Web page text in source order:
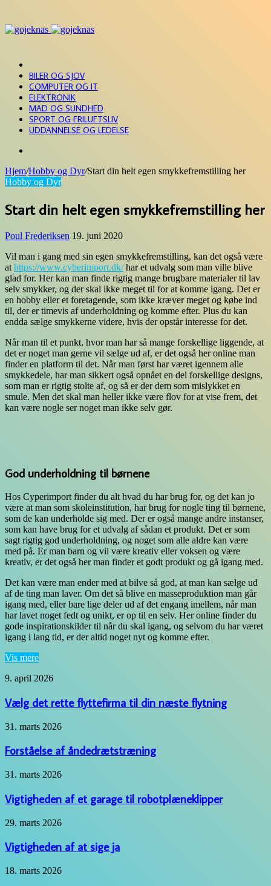
Menu
BILER OG SJOV
COMPUTER OG IT
ELEKTRONIK
MAD OG SUNDHED
SPORT OG FRILUFTSLIV
UDDANNELSE OG LEDELSE
Hjem/Hobby og Dyr/Start din helt egen smykkefremstilling her
Hobby og Dyr
Start din helt egen smykkefremstilling her
Poul Frederiksen 19. juni 2020
Vil man i gang med sin egen smykkefremstilling, kan det også være
at https://www.cyberimport.dk/har et udvalg som man ville blive
glad for. Her kan man finde rigtig mange brugbare materialer til lav
selv smykker, og der skal ikke meget til for at komme igang. Det er
en hobby eller et foretagende, som ikke kræver meget og købe ind
til, der er timevis af underholdning og komme efter. Plus du kan
endda sælge smykkerne videre, hvis der opstår interesse for det.
Når man til et punkt, hvor man har så mange forskellige liggende, at
det er noget man gerne vil sælge ud af, er det også her online man
finder en platform til det. Når man først har været igennem alle
smykkedele, har man sikkert også opnået en del forskellige designs,
som man er rigtig stolte af, og så er der dem som mislykket en
smule. Men det skal man heller ikke være flov for at vise frem, det
kan være nogle ser noget man ikke selv gør.
God underholdning til børnene
Hos Cyperimport finder du alt hvad du har brug for, og det kan jo
være at man som skoleinstitution, har brug for nogle ting til børnene,
som de kan underholde sig med. Der er også mange andre instanser,
som kan have brug for et udvalg af sådan et produkt. Det er som
sagt rigtig god underholdning, og noget som alle aldre kan være
med på. Er man barn og vil være kreativ eller voksen og være
kreativ, er det også her man finder et godt produkt og gå igang med.
Det kan være man ender med at bilve så god, at man kan sælge ud
af de ting man laver. Om det så blive en masseproduktion man går
igang med, eller bare lige deler ud af det engang imellem, når man
har lavet noget fedt og unikt, er op til en selv. Her online finder du
gode inspirationskilder til når du skal igang, og selvom du har været
igang i lang tid, er der altid noget nyt og komme efter.
Vis mere
Vælg
rette
flyttefirma
til
din
flytning
9. april 2026
Vælg det rette flyttefirma til din næste flytning
Forståelse
åndedrætstræning
31. marts 2026
Forståelse af åndedrætstræning
Vigtigheden
et
garage
til
robotplæneklipper
31. marts 2026
Vigtigheden af et garage til robotplæneklipper
Vigtigheden
at
sige
ja
29. marts 2026
Vigtigheden af at sige ja
Vandrestøvler
18. marts 2026